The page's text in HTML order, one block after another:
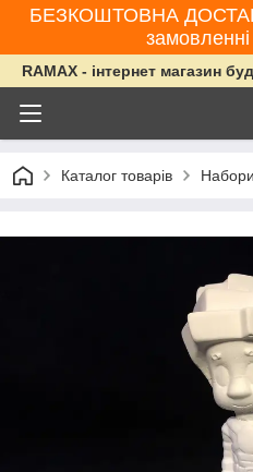
БЕЗКОШТОВНА
RAMAX - інтернет магазин
Каталог товарів